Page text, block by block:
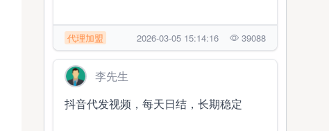
代理加盟 2026-03-05 15:14:16 39088
李先生
抖音代发视频，每天日结，长期稳定